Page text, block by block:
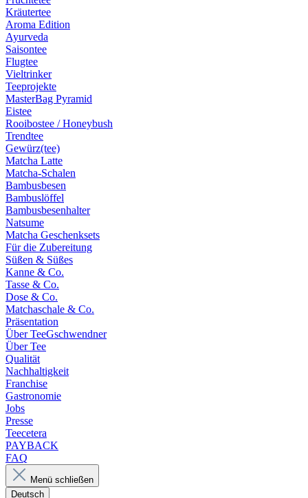
Kräutertee
Aroma Edition
Ayurveda
Saisontee
Flugtee
Vieltrinker
Teeprojekte
MasterBag Pyramid
Eistee
Rooibostee / Honeybush
Trendtee
Gewürz(tee)
Matcha Latte
Matcha-Schalen
Bambusbesen
Bambuslöffel
Bambusbesenhalter
Natsume
Matcha Geschenksets
Für die Zubereitung
Süßen & Süßes
Kanne & Co.
Tasse & Co.
Dose & Co.
Matchaschale & Co.
Präsentation
Über TeeGschwendner
Über Tee
Qualität
Nachhaltigkeit
Franchise
Gastronomie
Jobs
Presse
Teecetera
PAYBACK
FAQ
Menü schließen
Deutsch